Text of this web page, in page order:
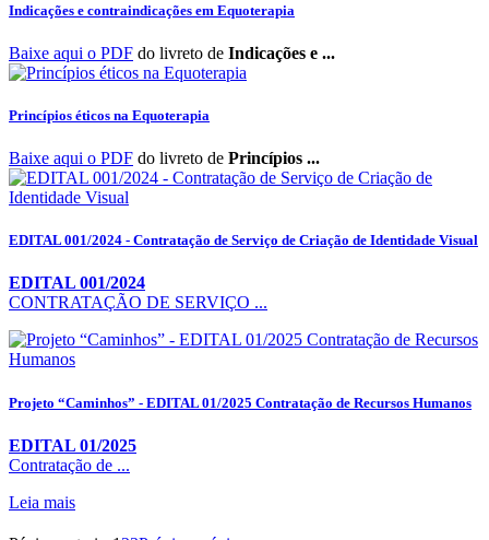
Indicações e contraindicações em Equoterapia
Baixe aqui o PDF do livreto de Indicações e ...
Princípios éticos na Equoterapia
Baixe aqui o PDF do livreto de Princípios ...
EDITAL 001/2024 - Contratação de Serviço de Criação de Identidade Visual
EDITAL 001/2024
CONTRATAÇÃO DE SERVIÇO ...
Projeto “Caminhos” - EDITAL 01/2025 Contratação de Recursos Humanos
EDITAL 01/2025
Contratação de ...
Leia mais